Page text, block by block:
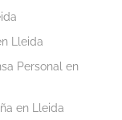
Lleida
Personal en
en Lleida